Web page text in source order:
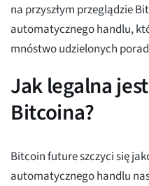
na przyszłym przeglądzie
automatycznego handlu,
mnóstwo udzielonych
Jak legalna
Bitcoina?
Bitcoin future szczyci się
automatycznego handlu